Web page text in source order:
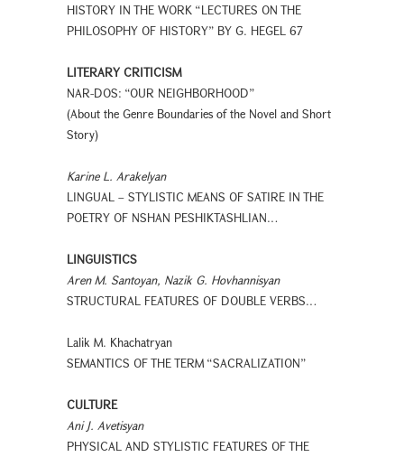
HISTORY IN THE WORK “LECTURES ON THE
PHILOSOPHY OF HISTORY” BY G. HEGEL 67
LITERARY CRITICISM
NAR-DOS: “OUR NEIGHBORHOOD”
(About the Genre Boundaries of the Novel and Short
Story)
Karine L. Arakelyan
LINGUAL – STYLISTIC MEANS OF SATIRE IN THE
POETRY OF NSHAN PESHIKTASHLIAN…
LINGUISTICS
Aren M. Santoyan, Nazik G. Hovhannisyan
STRUCTURAL FEATURES OF DOUBLE VERBS…
Lalik M. Khachatryan
SEMANTICS OF THE TERM “SACRALIZATION”
CULTURE
Ani J. Avetisyan
PHYSICAL AND STYLISTIC FEATURES OF THE